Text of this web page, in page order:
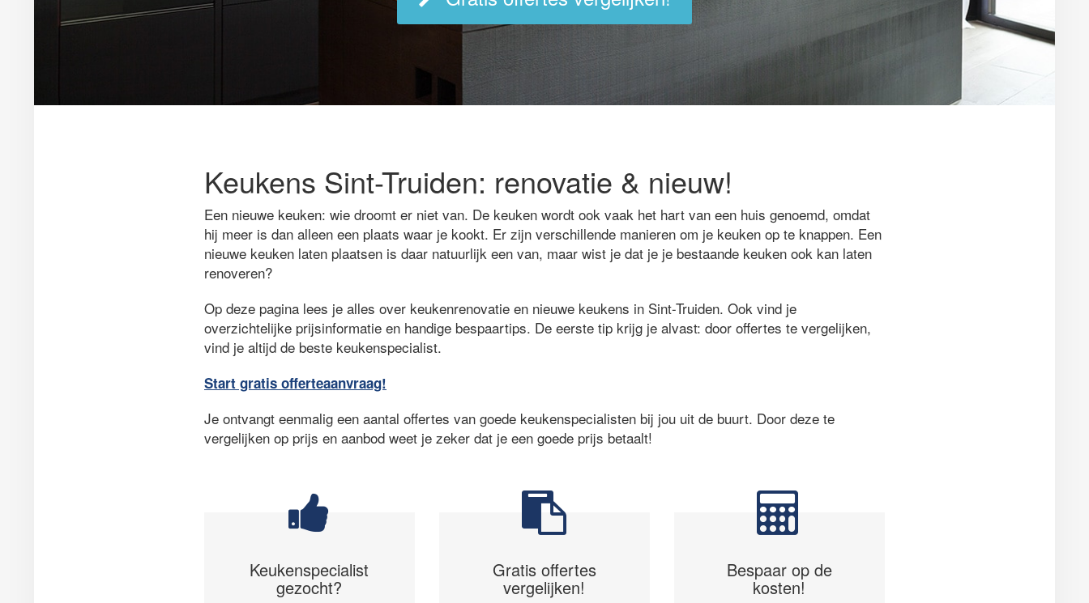
Keukens Sint-Truiden: renovatie & nieuw!
Een nieuwe keuken: wie droomt er niet van. De keuken wordt ook vaak het hart van een huis genoemd, omdat
hij meer is dan alleen een plaats waar je kookt. Er zijn verschillende manieren om je keuken op te knappen. Een
nieuwe keuken laten plaatsen is daar natuurlijk een van, maar wist je dat je je bestaande keuken ook kan laten
renoveren?
Op deze pagina lees je alles over keukenrenovatie en nieuwe keukens in Sint-Truiden. Ook vind je
overzichtelijke prijsinformatie en handige bespaartips. De eerste tip krijg je alvast: door offertes te vergelijken,
vind je altijd de beste keukenspecialist.
Start gratis offerteaanvraag!
Je ontvangt eenmalig een aantal offertes van goede keukenspecialisten bij jou uit de buurt. Door deze te
vergelijken op prijs en aanbod weet je zeker dat je een goede prijs betaalt!
Keukenspecialist
gezocht?
Gratis offertes
vergelijken!
Bespaar op de
kosten!